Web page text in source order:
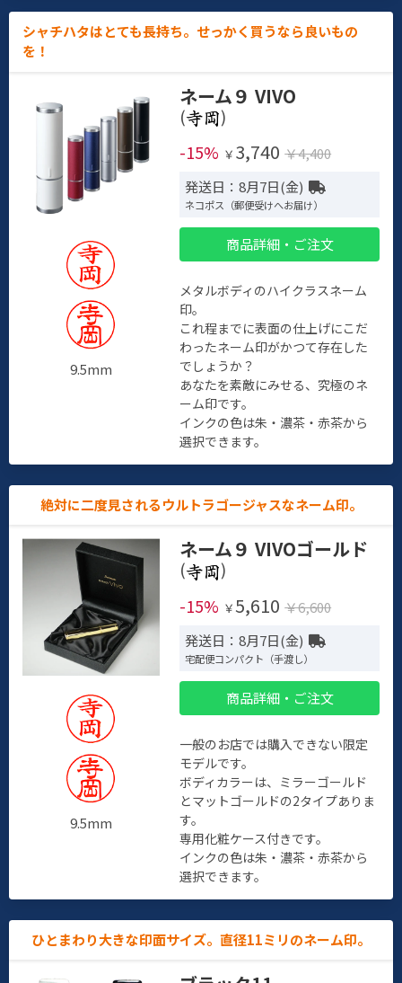
シャチハタはとても長持ち。せっかく買うなら良いもの
を！
9.5mm
ネーム９ VIVO
(
)
-15% ￥ 3,740 ￥4,400
発送日：8月7日(金)
ネコポス（郵便受けへお届け）
商品詳細・ご注文
メタルボディのハイクラスネーム
印。
これ程までに表面の仕上げにこだ
わったネーム印がかつて存在した
でしょうか？
あなたを素敵にみせる、究極のネ
ーム印です。
インクの色は朱・濃茶・赤茶から
選択できます。
絶対に二度見されるウルトラゴージャスなネーム印。
9.5mm
ネーム９ VIVOゴールド
(
)
-15% ￥ 5,610 ￥6,600
発送日：8月7日(金)
宅配便コンパクト（手渡し）
商品詳細・ご注文
一般のお店では購入できない限定
モデルです。
ボディカラーは、ミラーゴールド
とマットゴールドの2タイプありま
す。
専用化粧ケース付きです。
インクの色は朱・濃茶・赤茶から
選択できます。
ひとまわり大きな印面サイズ。直径11ミリのネーム印。